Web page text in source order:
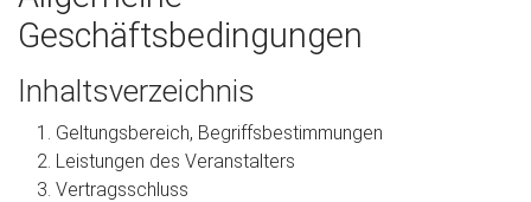
Geschäftsbedingungen
Inhaltsverzeichnis
Geltungsbereich, Begriffsbestimmungen
Leistungen des Veranstalters
Vertragsschluss